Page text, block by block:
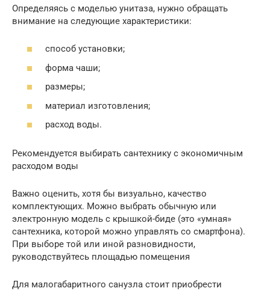
Определяясь с моделью унитаза, нужно обращать
внимание на следующие характеристики:
способ установки;
форма чаши;
размеры;
материал изготовления;
расход воды.
Рекомендуется выбирать сантехнику с экономичным
расходом воды
Важно оценить, хотя бы визуально, качество
комплектующих. Можно выбрать обычную или
электронную модель с крышкой-биде (это «умная»
сантехника, которой можно управлять со смартфона).
При выборе той или иной разновидности,
руководствуйтесь площадью помещения
Для малогабаритного санузла стоит приобрести